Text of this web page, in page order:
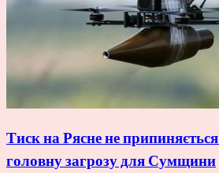
Тиск на Рясне не
головну загрозу для Сумщини